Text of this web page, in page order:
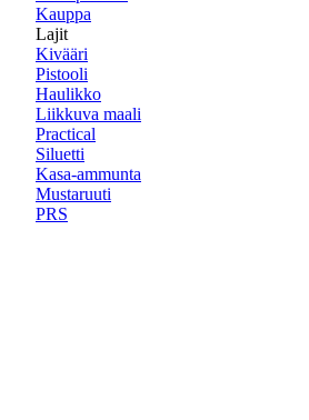
Kauppa
Lajit
Kivääri
Pistooli
Haulikko
Liikkuva maali
Practical
Siluetti
Kasa-ammunta
Mustaruuti
PRS